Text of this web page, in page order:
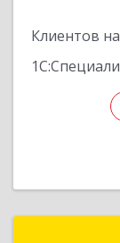
Клиентов